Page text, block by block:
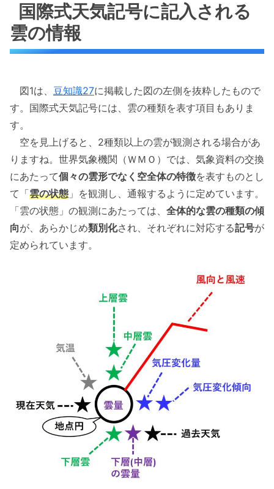
国際式天気記号に記入される
雲の情報
図1は、 豆知識27に掲載した図の左側を抜粋したもので
す。国際式天気記号には、雲の種類を表す項目もありま
す。
空を見上げると、2種類以上の雲が観測される場合があ
りますね。世界気象機関（ＷＭＯ）では、気象資料の交換
にあたって個々の雲形でなく空全体の特徴を表すものとし
て「雲の状態 」を観測し、通報するように定めています。
「雲の状態」の観測にあたっては、 全体的な雲の種類の傾
向が、あらかじめ類別化され、それぞれに対応する記号が
定められています。